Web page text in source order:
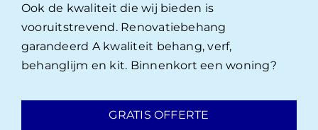
Ook de kwaliteit die wij bieden is
vooruitstrevend. Renovatiebehang
garandeerd A kwaliteit behang, verf,
behanglijm en kit. Binnenkort een woning?
GRATIS OFFERTE